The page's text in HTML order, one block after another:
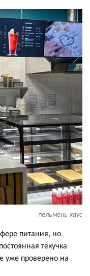
пельмень хаус
питания, но
текучка
уже проверено на